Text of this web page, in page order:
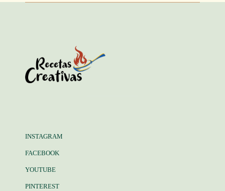
INSTAGRAM
FACEBOOK
YOUTUBE
PINTEREST